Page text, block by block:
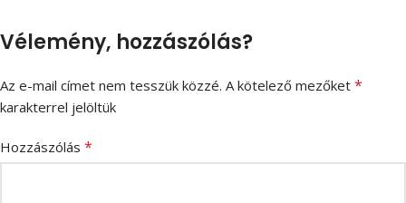
Vélemény, hozzászólás?
Az e-mail címet nem tesszük közzé. A kötelező mezőket *
karakterrel jelöltük
Hozzászólás *